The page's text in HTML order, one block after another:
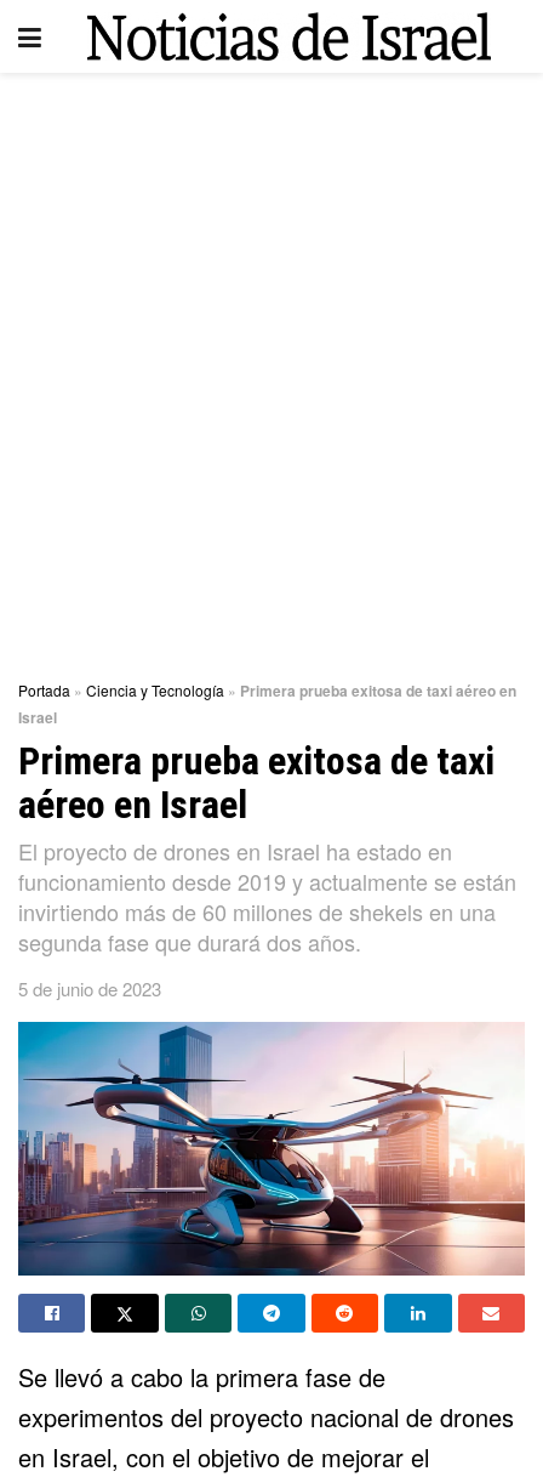
Portada » Ciencia y Tecnología » Primera prueba exitosa de taxi aéreo en
Israel
Primera prueba exitosa de taxi
aéreo en Israel
El proyecto de drones en Israel ha estado en
funcionamiento desde 2019 y actualmente se están
invirtiendo más de 60 millones de shekels en una
segunda fase que durará dos años.
5 de junio de 2023
Se llevó a cabo la primera fase de
experimentos del proyecto nacional de drones
en Israel, con el objetivo de mejorar el